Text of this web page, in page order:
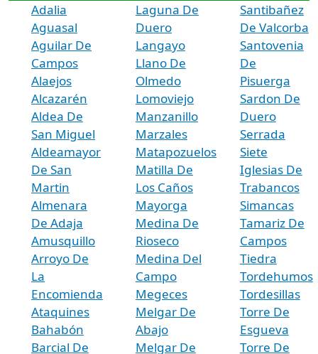
Adalia
Aguasal
Aguilar De
Campos
Alaejos
Alcazarén
Aldea De
San Miguel
Aldeamayor
De San
Martin
Almenara
De Adaja
Amusquillo
Arroyo De
La
Encomienda
Ataquines
Bahabón
Barcial De
Laguna De
Duero
Langayo
Llano De
Olmedo
Lomoviejo
Manzanillo
Marzales
Matapozuelos
Matilla De
Los Caños
Mayorga
Medina De
Rioseco
Medina Del
Campo
Megeces
Melgar De
Abajo
Melgar De
Santibañez
De Valcorba
Santovenia
De
Pisuerga
Sardon De
Duero
Serrada
Siete
Iglesias De
Trabancos
Simancas
Tamariz De
Campos
Tiedra
Tordehumos
Tordesillas
Torre De
Esgueva
Torre De